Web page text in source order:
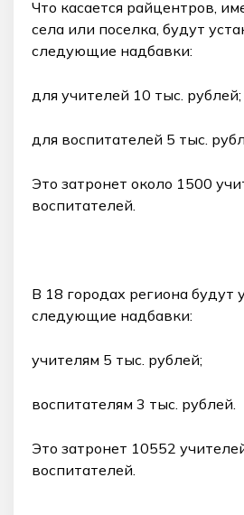
Что касается райцентров,
села или поселка, будут
следующие надбавки:
для учителей 10 тыс. рублей;
для воспитателей 5 тыс.
Это затронет около 1500
воспитателей.
В 18 городах региона будут
следующие надбавки:
учителям 5 тыс. рублей;
воспитателям 3 тыс. рублей.
Это затронет 10552
воспитателей.